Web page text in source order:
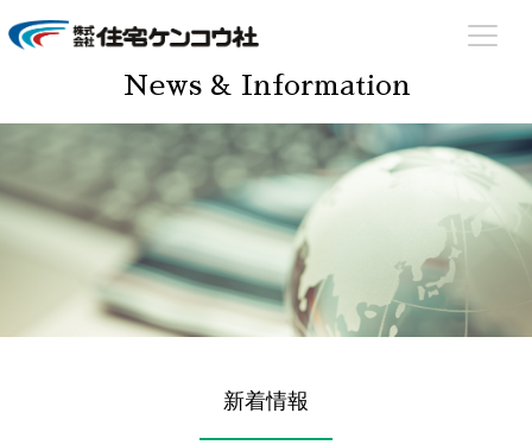
住宅ケンコウ社
住まいのあらゆる場面でサポート致します！
News & Information
新着情報